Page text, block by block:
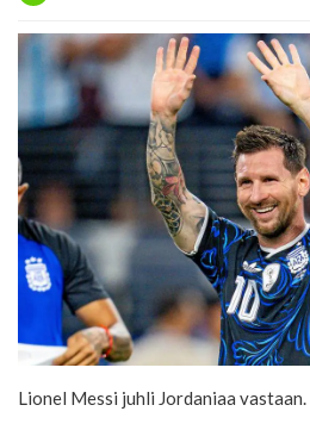
Lionel Messi juhli Jordaniaa vastaan.